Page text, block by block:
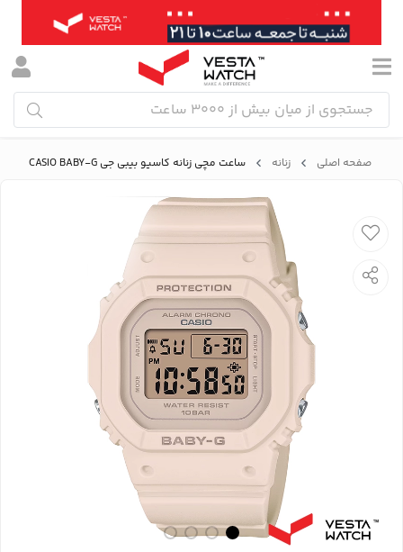
صفحه اصلی زنانه ساعت مچی زنانه کاسیو بیبی جی CASIO BABY-G مدل BGD-565U-4DR